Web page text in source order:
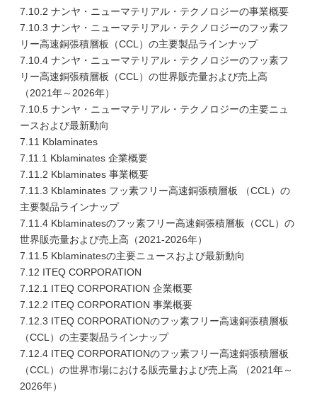
7.10.2 ナンヤ・ニューマテリアル・テクノロジーの事業概要
7.10.3 ナンヤ・ニューマテリアル・テクノロジーのフッ素フ
リー高速銅張積層板（CCL）の主要製品ラインナップ
7.10.4 ナンヤ・ニューマテリアル・テクノロジーのフッ素フ
リー高速銅張積層板（CCL）の世界販売量および売上高
（2021年～2026年）
7.10.5 ナンヤ・ニューマテリアル・テクノロジーの主要ニュ
ースおよび最新動向
7.11 Kblaminates
7.11.1 Kblaminates 企業概要
7.11.2 Kblaminates 事業概要
7.11.3 Kblaminates フッ素フリー高速銅張積層板 （CCL）の
主要製品ラインナップ
7.11.4 Kblaminatesのフッ素フリー高速銅張積層板（CCL）の
世界販売量および売上高（2021-2026年）
7.11.5 Kblaminatesの主要ニュースおよび最新動向
7.12 ITEQ CORPORATION
7.12.1 ITEQ CORPORATION 企業概要
7.12.2 ITEQ CORPORATION 事業概要
7.12.3 ITEQ CORPORATIONのフッ素フリー高速銅張積層板
（CCL）の主要製品ラインナップ
7.12.4 ITEQ CORPORATIONのフッ素フリー高速銅張積層板
（CCL）の世界市場における販売量および売上高 （2021年～
2026年）